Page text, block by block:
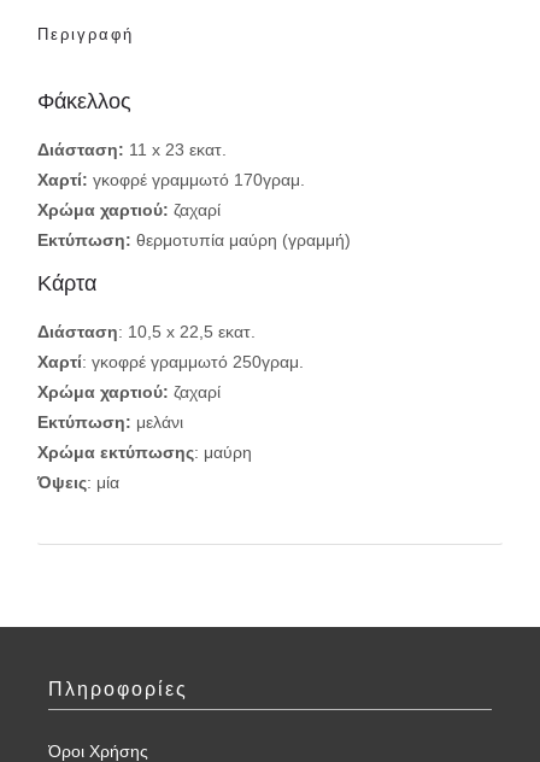
Περιγραφή
Φάκελλος
Διάσταση: 11 x 23 εκατ.
Χαρτί: γκοφρέ γραμμωτό 170γραμ.
Χρώμα χαρτιού: ζαχαρί
Εκτύπωση: θερμοτυπία μαύρη (γραμμή)
Κάρτα
Διάσταση: 10,5 x 22,5 εκατ.
Χαρτί: γκοφρέ γραμμωτό 250γραμ.
Χρώμα χαρτιού: ζαχαρί
Εκτύπωση: μελάνι
Χρώμα εκτύπωσης: μαύρη
Όψεις: μία
Πληροφορίες
Όροι Χρήσης